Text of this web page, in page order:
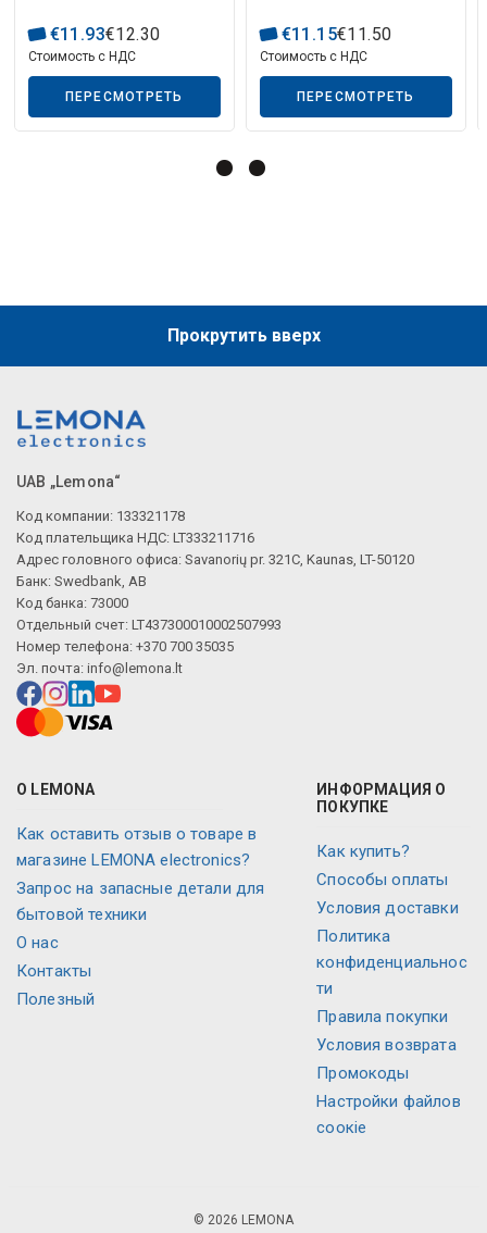
Описание искусственного интеллекта
€11 .93€12.30
Стоимость с НДС
ПЕРЕСМОТРЕТЬ
€11 .15€11.50
Стоимость с НДС
ПЕРЕСМОТРЕТЬ
Прокрутить вверх
UAB „Lemona“
Код компании: 133321178
Код плательщика НДС: LT333211716
Адрес головного офиса: Savanorių pr. 321C, Kaunas, LT-50120
Банк: Swedbank, AB
Код банка: 73000
Отдельный счет: LT437300010002507993
Номер телефона: +370 700 35035
Эл. почта: info@lemona.lt
О LEMONA
Как оставить отзыв о товаре в
магазине LEMONA electronics?
Запрос на запасные детали для
бытовой техники
O нас
Контакты
Полезный
ИНФОРМАЦИЯ О
ПОКУПКЕ
Как купить?
Способы оплаты
Условия доставки
Политика
конфиденциальнос
ти
Правила покупки
Условия возврата
Промокоды
Настройки файлов
соокіе
© 2026 LEMONA